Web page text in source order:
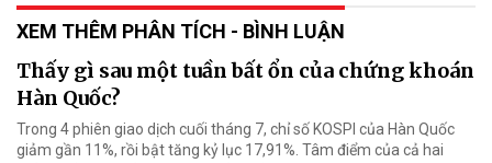
XEM THÊM PHÂN TÍCH - BÌNH LUẬN
Thấy gì sau một tuần bất ổn của chứng khoán
Hàn Quốc?
Trong 4 phiên giao dịch cuối tháng 7, chỉ số KOSPI của Hàn Quốc
giảm gần 11%, rồi bật tăng kỷ lục 17,91%. Tâm điểm của cả hai